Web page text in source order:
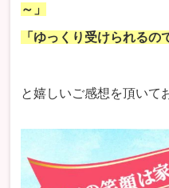
～」
「ゆっくり受けられるの
と嬉しいご感想を頂いて